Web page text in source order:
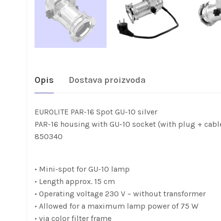
Opis Dostava proizvoda
EUROLITE PAR-16 Spot GU-10 silver
PAR-16 housing with GU-10 socket (with plug +
850340
• Mini-spot for GU-10 lamp
• Length approx. 15 cm
• Operating voltage 230 V – without transformer
• Allowed for a maximum lamp power of 75 W
• via color filter frame